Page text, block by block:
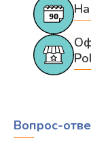
Вопрос-